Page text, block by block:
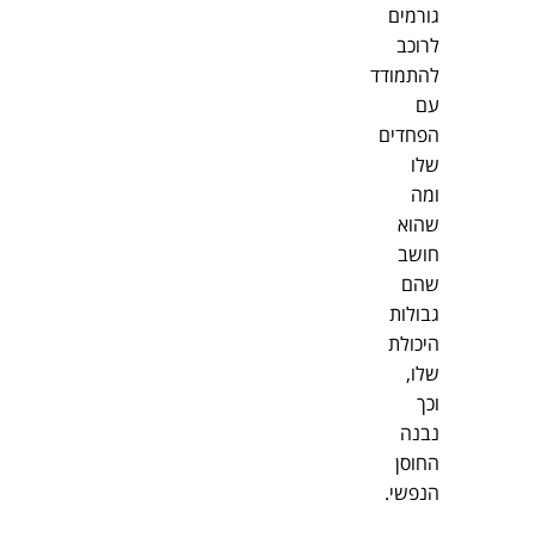
גורמים
לרוכב
להתמודד
עם
הפחדים
שלו
ומה
שהוא
חושב
שהם
גבולות
היכולת
שלו,
וכך
נבנה
החוסן
הנפשי.